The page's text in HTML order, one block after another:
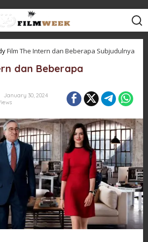
Film The Intern dan Beberapa Subjudulnya
dan Beberapa
January 30, 2024